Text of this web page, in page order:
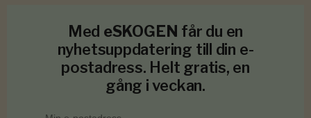
Med eSKOGEN får du en
nyhetsuppdatering till din e-
postadress. Helt gratis, en
gång i veckan.